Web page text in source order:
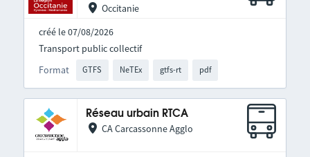
Occitanie
créé le 07/08/2026
Format GTFS NeTEx gtfs-rt pdf
Transport public collectif
Réseau urbain RTCA
CA Carcassonne Agglo